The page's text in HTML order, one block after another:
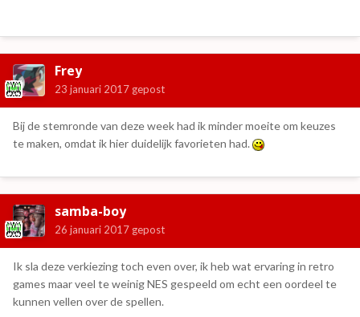
Frey
23 januari 2017 gepost
Bij de stemronde van deze week had ik minder moeite om keuzes
te maken, omdat ik hier duidelijk favorieten had.
samba-boy
26 januari 2017 gepost
Ik sla deze verkiezing toch even over, ik heb wat ervaring in retro
games maar veel te weinig NES gespeeld om echt een oordeel te
kunnen vellen over de spellen.